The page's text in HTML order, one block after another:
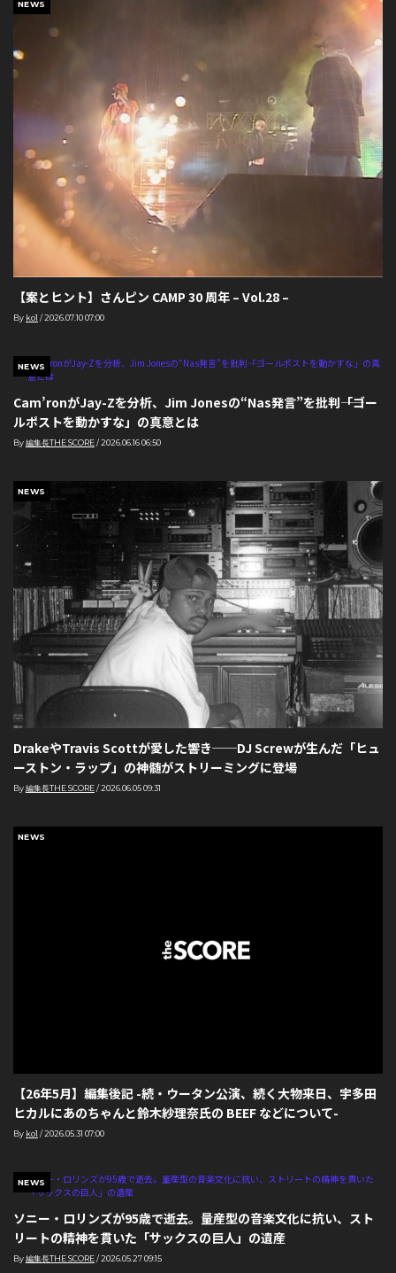
NEWS
【案とヒント】さんピン CAMP 30 周年 – Vol.28 –
By ko1 /2026.07.10 07:00
NEWS
Cam’ronがJay-Zを分析、Jim Jonesの“Nas発言”を批判――「ゴー
ルポストを動かすな」の真意とは
By編集長THE SCORE/2026.06.16 06:50
NEWS
DrakeやTravis Scottが愛した響き──DJ Screwが生んだ「ヒュ
ーストン・ラップ」の神髄がストリーミングに登場
By編集長THE SCORE/2026.06.05 09:31
NEWS
【26年5月】編集後記 -続・ウータン公演、続く大物来日、宇多田
ヒカルにあのちゃんと鈴木紗理奈氏の BEEF などについて-
By ko1 /2026.05.31 07:00
NEWS
ソニー・ロリンズが95歳で逝去。量産型の音楽文化に抗い、スト
リートの精神を貫いた「サックスの巨人」の遺産
By編集長THE SCORE/2026.05.27 09:15